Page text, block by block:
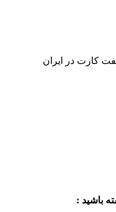
کارت در ایران
باشید :